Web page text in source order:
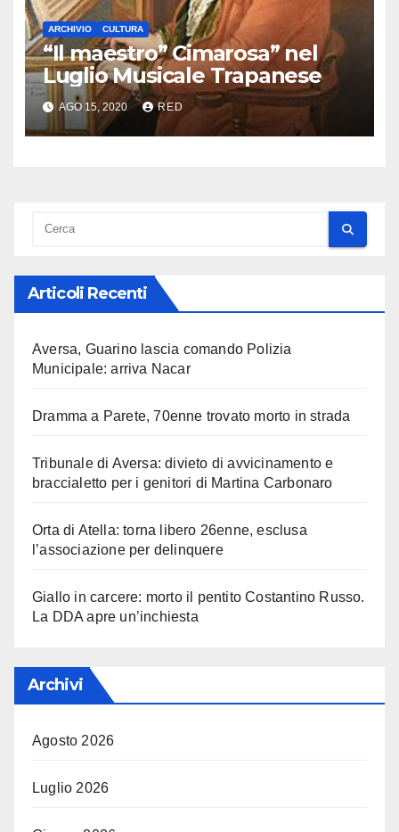
ARCHIVIO CULTURA
“Il maestro” Cimarosa” nel
Luglio Musicale Trapanese
AGO 15, 2020 RED
Articoli Recenti
Aversa, Guarino lascia comando Polizia
Municipale: arriva Nacar
Dramma a Parete, 70enne trovato morto in strada
Tribunale di Aversa: divieto di avvicinamento e
braccialetto per i genitori di Martina Carbonaro
Orta di Atella: torna libero 26enne, esclusa
l’associazione per delinquere
Giallo in carcere: morto il pentito Costantino Russo.
La DDA apre un’inchiesta
Archivi
Agosto 2026
Luglio 2026